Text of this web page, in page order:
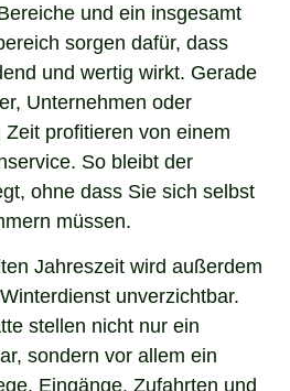
und ein insgesamt
sorgen dafür, dass
und wertig wirkt. Gerade
Unternehmen oder
profitieren von einem
So bleibt der
ohne dass Sie sich selbst
müssen.
Jahreszeit wird außerdem
unverzichtbar.
stellen nicht nur ein
sondern vor allem ein
Eingänge, Zufahrten und